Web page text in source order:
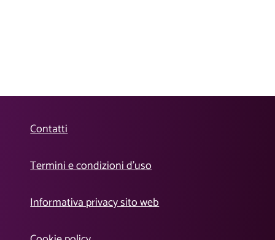
Contatti
Termini e condizioni d’uso
Informativa privacy sito web